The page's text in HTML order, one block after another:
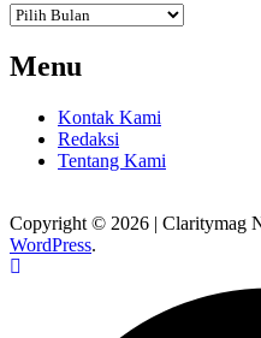
Arsip
Menu
Kontak Kami
Redaksi
Tentang Kami
Copyright © 2026 | Claritymag
WordPress.